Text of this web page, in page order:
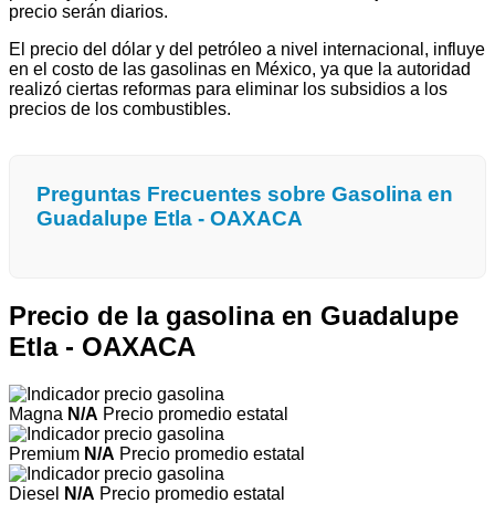
precio serán diarios.
El precio del dólar y del petróleo a nivel internacional, influye
en el costo de las gasolinas en México, ya que la autoridad
realizó ciertas reformas para eliminar los subsidios a los
precios de los combustibles.
Preguntas Frecuentes sobre Gasolina en
Guadalupe Etla - OAXACA
Precio de la gasolina en Guadalupe
Etla - OAXACA
Magna N/A Precio promedio estatal
Premium N/A Precio promedio estatal
Diesel N/A Precio promedio estatal